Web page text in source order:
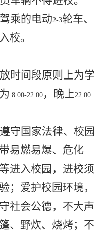
乘的电动2-3轮车、
校。
时间段原则上为学
:8:00-22:00 ，晚上22:00
守国家法律、校园
易燃易爆、危化
进入校园，进校须
；爱护校园环境，
社会公德，不大声
、野炊、烧烤；不